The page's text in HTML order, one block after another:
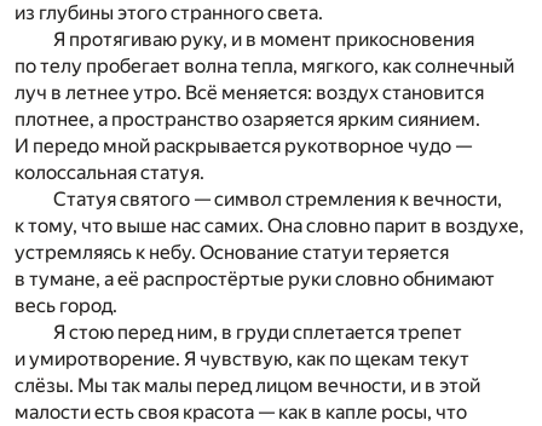
из глубины этого странного света.
Я протягиваю руку, и в момент прикосновения
по телу пробегает волна тепла, мягкого, как солнечный
луч в летнее утро. Всё меняется: воздух становится
плотнее, а пространство озаряется ярким сиянием.
И передо мной раскрывается рукотворное чудо —
колоссальная статуя.
Статуя святого — символ стремления к вечности,
к тому, что выше нас самих. Она словно парит в воздухе,
устремляясь к небу. Основание статуи теряется
в тумане, а её распростёртые руки словно обнимают
весь город.
Я стою перед ним, в груди сплетается трепет
и умиротворение. Я чувствую, как по щекам текут
слёзы. Мы так малы перед лицом вечности, и в этой
малости есть своя красота — как в капле росы, что